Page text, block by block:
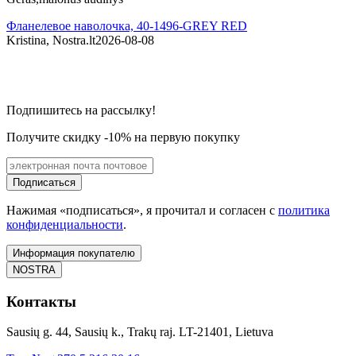
Фланелевое наволочка, 40-1496-GREY RED
Kristina, Nostra.lt2026-08-08
Подпишитесь на рассылку!
Получите скидку -10% на первую покупку
Подписаться
Нажимая «подписаться», я прочитал и согласен с политика
конфиденциальности.
Информация покупателю
NOSTRA
Контакты
Sausių g. 44, Sausių k., Trakų raj. LT-21401, Lietuva